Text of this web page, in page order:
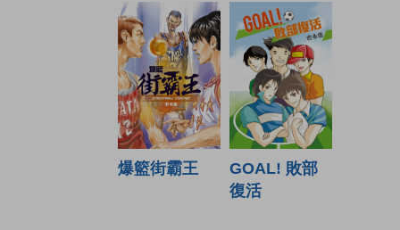
爆籃街霸王
GOAL! 敗部
復活